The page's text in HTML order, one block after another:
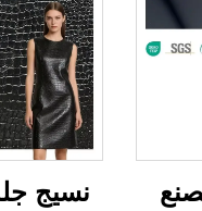
نسيج